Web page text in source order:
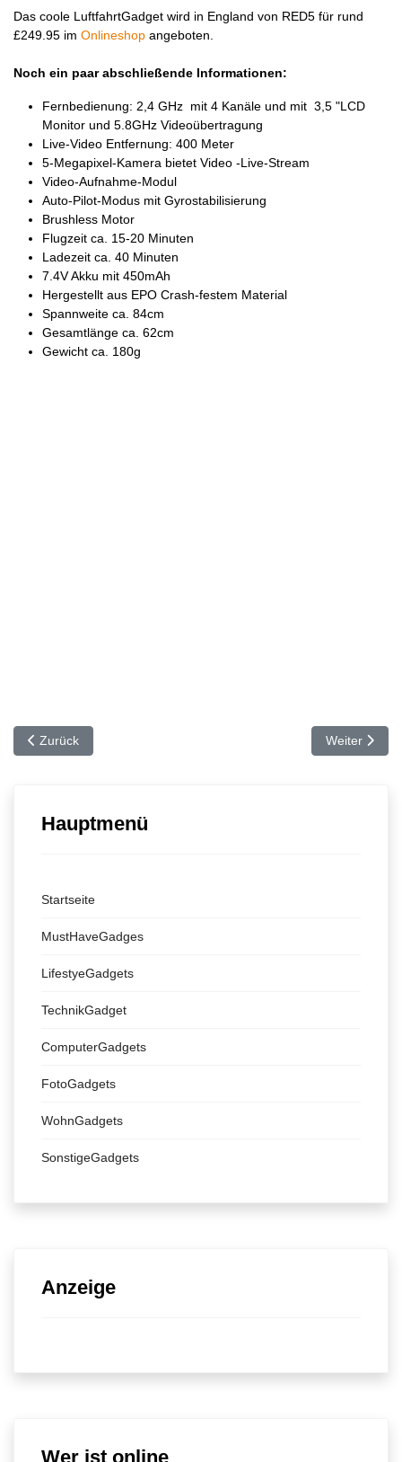
Das coole LuftfahrtGadget wird in England von RED5 für rund
£249.95 im Onlineshop angeboten.
Noch ein paar abschließende Informationen:
Fernbedienung: 2,4 GHz mit 4 Kanäle und mit 3,5 "LCD
Monitor und 5.8GHz Videoübertragung
Live-Video Entfernung: 400 Meter
5-Megapixel-Kamera bietet Video -Live-Stream
Video-Aufnahme-Modul
Auto-Pilot-Modus mit Gyrostabilisierung
Brushless Motor
Flugzeit ca. 15-20 Minuten
Ladezeit ca. 40 Minuten
7.4V Akku mit 450mAh
Hergestellt aus EPO Crash-festem Material
Spannweite ca. 84cm
Gesamtlänge ca. 62cm
Gewicht ca. 180g
Vorheriger Beitrag: Notizblock 2.0 – das Boogie Board
Zurück Nächster
Weiter
Hauptmenü
Startseite
MustHaveGadges
LifestyeGadgets
TechnikGadget
ComputerGadgets
FotoGadgets
WohnGadgets
SonstigeGadgets
Anzeige
Wer ist online